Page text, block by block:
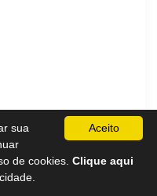
Aceito
sua
de cookies. Clique aqui